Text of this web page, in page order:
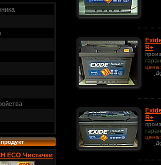
ECO Чистачки
R+
R+